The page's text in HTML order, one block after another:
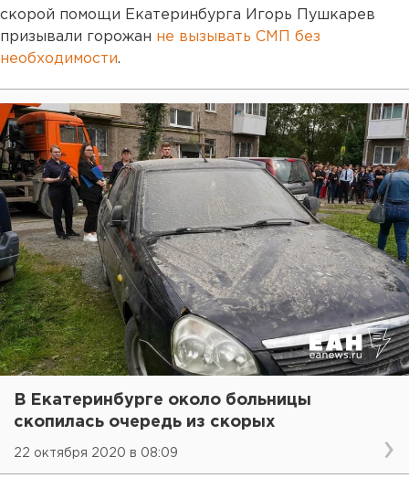
скорой помощи Екатеринбурга Игорь Пушкарев
призывали горожан не вызывать СМП без
необходимости.
В Екатеринбурге около больницы
скопилась очередь из скорых
22 октября 2020 в 08:09